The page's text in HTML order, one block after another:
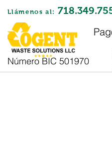
Llámenos al:
Número BIC 501970